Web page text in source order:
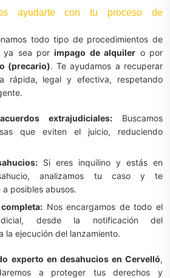
ayudarte con tu proceso de
todo tipo de procedimientos de
ya sea porimpago de alquiler o por
(precario). Te ayudamos a recuperar
rápida, legal y efectiva, respetando
extrajudiciales: Buscamos
que eviten el juicio, reduciendo
Si eres inquilino y estás en
analizamos tu caso y te
posibles abusos.
Nos encargamos de todo el
desde la notificación del
la ejecución del lanzamiento.
experto en desahucios en Cervelló,
a proteger tus derechos y